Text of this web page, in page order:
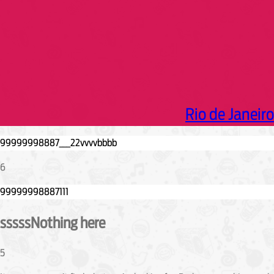
Rio de Janeiro
6
sssssNothing here
5